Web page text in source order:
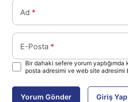
Ad *
E-Posta *
Bir dahaki sefere yorum yaptığımda
posta adresimi ve web site adresimi
Yorum Gönder Giriş Yap